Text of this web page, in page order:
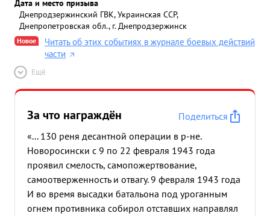
Дата и место призыва
Днепродзержинский ГВК, Украинская ССР,
Днепропетровская обл., г. Днепродзержинск
Новое
Читать об этих событиях в журнале боевых действий
части
Ещё
За что награждён
Поделиться
«... 130 реня десантной операции в р-не.
Новоросински с 9 по 22 февраля 1943 года
проявил смелость, самопожертвование,
самоотверженность и отвагу. 9 февраля 1943 года
И во время высадки батальона под уроганным
огнем противника собирол отставших направлял